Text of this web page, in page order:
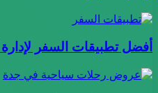
أفضل تطبيقات السفر لإدارة